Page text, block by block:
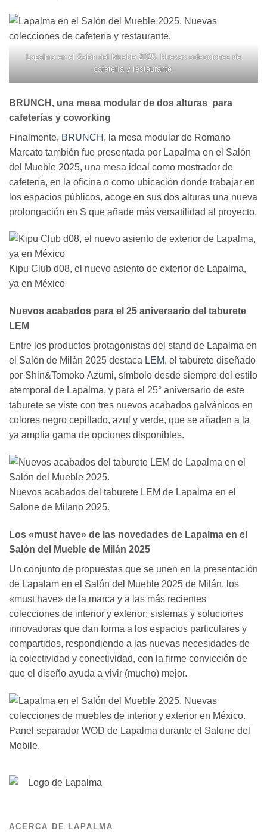
Lapalma en el Salón del Mueble 2025. Nuevas colecciones de
cafetería y restaurante.
BRUNCH, una mesa modular de dos alturas para
cafeterías y coworking
Finalmente, BRUNCH , la mesa modular de Romano
Marcato también fue presentada por Lapalma en el Salón
del Mueble 2025, una mesa ideal como mostrador de
cafetería, en la oficina o como ubicación donde trabajar en
los espacios públicos, acoge en sus dos alturas una nueva
prolongación en S que añade más versatilidad al proyecto.
Kipu Club d08, el nuevo asiento de exterior de Lapalma,
ya en México
Nuevos acabados para el 25 aniversario del taburete
LEM
Entre los productos protagonistas del stand de Lapalma en
el Salón de Milán 2025 destaca LEM, el taburete diseñado
por Shin&Tomoko Azumi, símbolo desde siempre del estilo
atemporal de Lapalma, y para el 25° aniversario de este
taburete se viste con tres nuevos acabados galvánicos en
colores negro cepillado, azul y verde, que se añaden a la
ya amplia gama de opciones disponibles.
Nuevos acabados del taburete LEM de Lapalma en el
Salone de Milano 2025.
Los «must have» de las novedades de Lapalma en el
Salón del Mueble de Milán 2025
Un conjunto de propuestas que se unen en la presentación
de Lapalam en el Salón del Mueble 2025 de Milán, los
«must have» de la marca y a las más recientes
colecciones de interior y exterior: sistemas y soluciones
innovadoras que dan forma a los espacios particulares y
compartidos, respondiendo a las nuevas necesidades de
la colectividad y conectividad, con la firme convicción de
que el diseño ayuda a vivir (mucho) mejor.
Panel separador WOD de Lapalma durante el Salone del
Mobile.
ACERCA DE LAPALMA